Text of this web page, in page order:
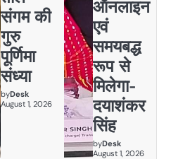
संगम की
गुरु
पूर्णिमा
संध्या
byDesk
August 1, 2026
ऑनलाइन
एवं
समयबद्ध
रूप से
मिलेगा-
दयाशंकर
सिंह
byDesk
August 1, 2026